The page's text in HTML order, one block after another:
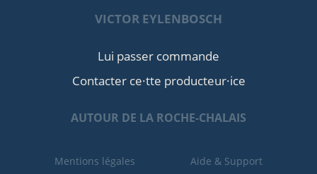
VICTOR EYLENBOSCH
Lui passer commande
Contacter ce·tte producteur·ice
AUTOUR DE LA ROCHE-CHALAIS
Mentions légales Aide & Support